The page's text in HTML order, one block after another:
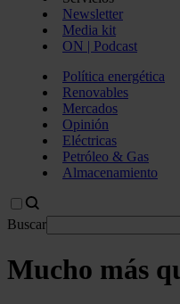
Newsletter
Media kit
ON | Podcast
Política energética
Renovables
Mercados
Opinión
Eléctricas
Petróleo & Gas
Almacenamiento
Buscar
Mucho más